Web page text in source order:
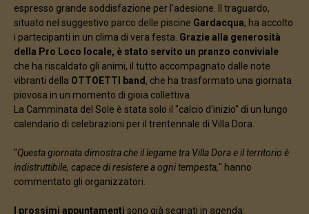
espresso grande soddisfazione per l'adesione. Il traguardo,
situato nel suggestivo parco delle piscine Gardacqua, ha accolto
i partecipanti in un clima di vera festa. Grazie alla generosità
della Pro Loco locale, è stato servito un pranzo conviviale
che ha riscaldato gli animi, il tutto accompagnato dalle note
vibranti della OTTOETTI band , che ha trasformato una giornata
piovosa in un momento di gioia collettiva.
La Camminata del Sole è stata solo il "calcio d'inizio" di un lungo
calendario di celebrazioni per il trentennale di Villa Dora.
"Questa giornata dimostra che il legame tra Villa Dora e il territorio è
indistruttibile, capace di resistere a ogni tempesta," hanno
commentato gli organizzatori.
I prossimi appuntamenti sono già segnati in agenda: